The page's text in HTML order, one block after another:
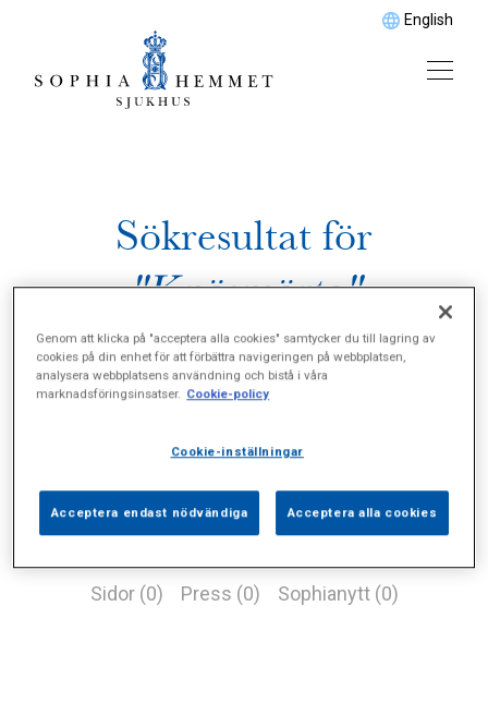
English
Sökresultat för
"Knäsmärta"
Sidor (0) Press (0) Sophianytt (0)
Genom att klicka på "acceptera alla cookies" samtycker du till lagring av
cookies på din enhet för att förbättra navigeringen på webbplatsen,
analysera webbplatsens användning och bistå i våra
marknadsföringsinsatser. Cookie-policy
Cookie-inställningar
Acceptera endast nödvändiga Acceptera alla cookies